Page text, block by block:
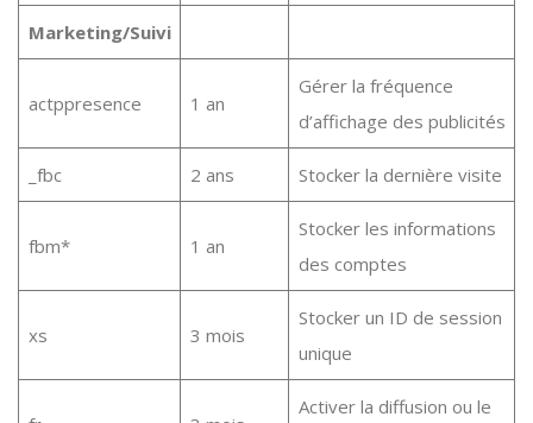
Marketing/Suivi
actppresence 1 an
Gérer la fréquence
d’affichage des publicités
_fbc 2 ans Stocker la dernière visite
fbm* 1 an
Stocker les informations
des comptes
xs 3 mois
Stocker un ID de session
unique
Activer la diffusion ou le